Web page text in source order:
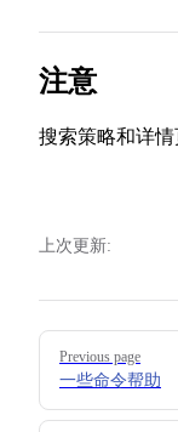
注意
搜索策略和详情
上次更新:
Pager
Previous page
一些命令帮助